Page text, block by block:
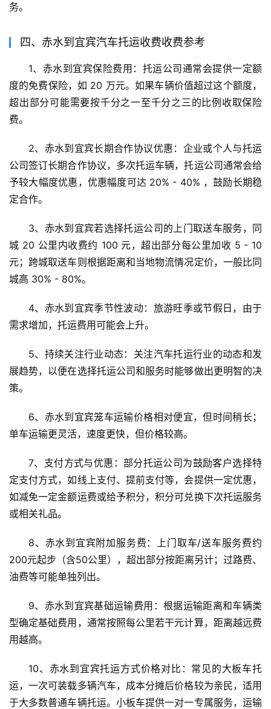
务。
四、赤水到宜宾汽车托运收费收费参考
1、赤水到宜宾保险费用：托运公司通常会提供一定额
度的免费保险，如 20 万元。如果车辆价值超过这个额度，
超出部分可能需要按千分之一至千分之三的比例收取保险
费。
2、赤水到宜宾长期合作协议优惠：企业或个人与托运
公司签订长期合作协议，多次托运车辆，托运公司通常会给
予较大幅度优惠，优惠幅度可达 20% - 40% ，鼓励长期稳
定合作。
3、赤水到宜宾若选择托运公司的上门取送车服务，同
城 20 公里内收费约 100 元，超出部分每公里加收 5 - 10
元；跨城取送车则根据距离和当地物流情况定价，一般比同
城高 30% - 80%。
4、赤水到宜宾季节性波动：旅游旺季或节假日，由于
需求增加，托运费用可能会上升。
5、持续关注行业动态：关注汽车托运行业的动态和发
展趋势，以便在选择托运公司和服务时能够做出更明智的决
策。
6、赤水到宜宾笼车运输价格相对便宜，但时间稍长；
单车运输更灵活，速度更快，但价格较高。
7、支付方式与优惠：部分托运公司为鼓励客户选择特
定支付方式，如线上支付、提前支付等，会提供一定优惠，
如减免一定金额运费或给予积分，积分可兑换下次托运服务
或相关礼品。
8、赤水到宜宾附加服务费：上门取车/送车服务费约
200元起步（含50公里），超出部分按距离另计；过路费、
油费等可能单独列出。
9、赤水到宜宾基础运输费用：根据运输距离和车辆类
型确定基础费用，通常按照每公里若干元计算，距离越远费
用越高。
10、赤水到宜宾托运方式价格对比：常见的大板车托
运，一次可装载多辆汽车，成本分摊后价格较为亲民，适用
于大多数普通车辆托运。小板车提供一对一专属服务，运输